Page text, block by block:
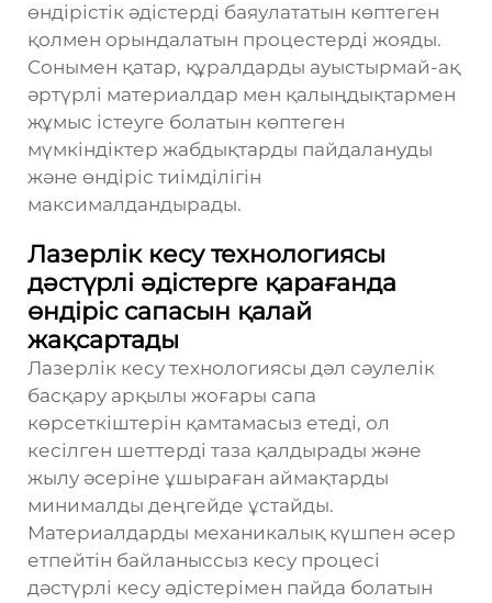
өндірістік әдістерді баяулататын көптеген
қолмен орындалатын процестерді жояды.
Сонымен қатар, құралдарды ауыстырмай-ақ
әртүрлі материалдар мен қалыңдықтармен
жұмыс істеуге болатын көптеген
мүмкіндіктер жабдықтарды пайдалануды
және өндіріс тиімділігін
максималдандырады.
Лазерлік кесу технологиясы
дәстүрлі әдістерге қарағанда
өндіріс сапасын қалай
жақсартады
Лазерлік кесу технологиясы дәл сәулелік
басқару арқылы жоғары сапа
көрсеткіштерін қамтамасыз етеді, ол
кесілген шеттерді таза қалдырады және
жылу әсеріне ұшыраған аймақтарды
минималды деңгейде ұстайды.
Материалдарды механикалық күшпен әсер
етпейтін байланыссыз кесу процесі
дәстүрлі кесу әдістерімен пайда болатын